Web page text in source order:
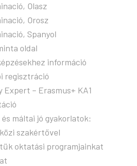
Olasz
Orosz
Spanyol
oldal
információ
regisztráció
Expert – Erasmus+ KA1
máltai jó gyakorlatok:
szakértővel
oktatási programjainkat